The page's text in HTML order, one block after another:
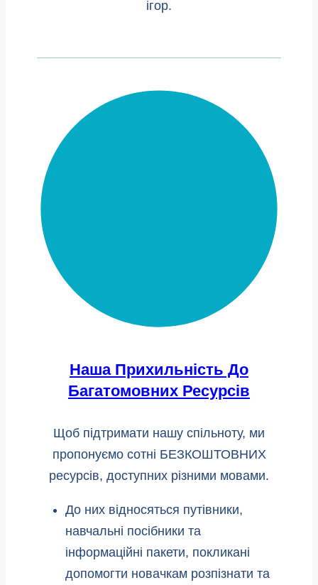
ігор.
Наша Прихильність До
Багатомовних Ресурсів
Щоб підтримати нашу спільноту, ми
пропонуємо сотні БЕЗКОШТОВНИХ
ресурсів, доступних різними мовами.
До них відносяться путівники,
навчальні посібники та
інформаційні пакети, покликані
допомогти новачкам розпізнати та